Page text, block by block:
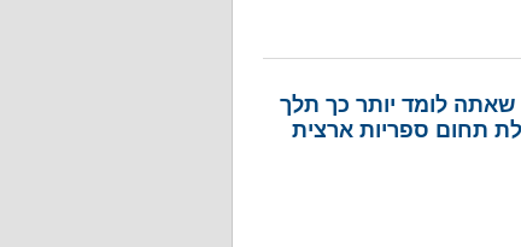
שאתה לומד יותר כך תלך
תחום ספריות ארצית